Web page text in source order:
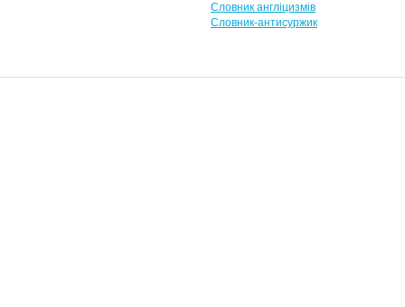
Словник англіцизмів
Словник-антисуржик